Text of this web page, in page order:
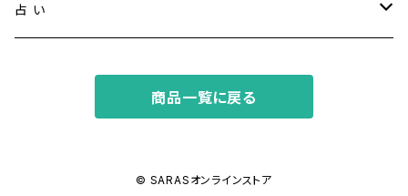
精神安定・安らぎ
金運・ビジネス
アイオライト
占 い
ホロスコープ占星術
商品一覧に戻る
© SARASオンラインストア